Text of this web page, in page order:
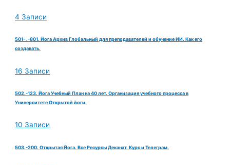
4 Записи
501- .-801. Йога Архив Глобальный для преподавателей и обучение ИИ. Как его
создавать.
16 Записи
502.-123. Йога Учебный План на 40 лет. Организация учебного процесса в
Университете Открытой йоги.
10 Записи
503.-200. Открытая Йога. Все Ресурсы Деканат. Курс и Телеграм.